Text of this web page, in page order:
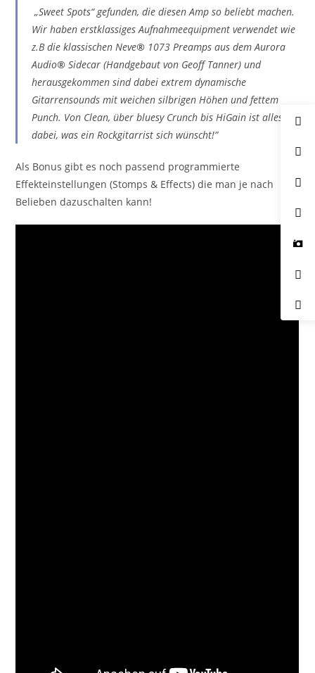
„Sweet Spots“ gefunden, die diesen Amp so beliebt machen.
Wir haben erstklassiges Aufnahmeequipment verwendet wie
z.B die klassischen Neve® 1073 Preamps aus dem Aurora
Audio® Sidecar (Handgebaut von Geoff Tanner) und
herausgekommen sind dabei extrem dynamische
Gitarrensounds mit weichen silbrigen Höhen und fettem
Punch. Von Clean, über bluesy Crunch bis HiGain ist alles
dabei, was ein Rockgitarrist sich wünscht!”
Als Bonus gibt es noch passend programmierte
Effekteinstellungen (Stomps & Effects) die man je nach
Belieben dazuschalten kann!